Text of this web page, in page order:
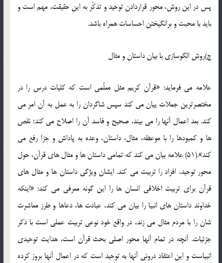
پس در این روش، محور قراردادن توحید و تذکّر به این حقیقت، مهم است و
باید با محبت و برانگیختن احساسات همراه باشد.
ج)روش الگوسازی با بیان داستان و مثال
علامه می فرماید: «قرآن کریم مثل معلّمی است که کلیات درس را در
مختصرترین جملات ییان می کند سپس شاگردان را به عمل به آن امر می
کند. بعد اعمال آنها را می بیند، صحیح و فاسد آن را اصلاح می کند؛ نقص
ها و کمبودها را با موعظه، مثال، داستان، وعده به پاداش و جزا رفع می
کند».(51) علامه بیان می کند که تمامی داستان ها و مثال های قرآن، حول
محور توحید، افراد را تربیت می کند. ایشان ویژگی داستان ها و مثال های
قرآن برای تربیت اخلاقی انسان ها را این گونه معرفی می کند: «اینکه
خداوند داستان های انبیا را بیان می کند، عبادت ها، دعاها و طرز معاشرت
شان را با مردم مثال می زند، در واقع خود نوعی تربیت عملی است با ذکر
جزئیات. آنچه در تمام آنها محور اصلی بحث قرآن است، هدایت توحیدی
انبیاست و این اعتقاد درونی آنها به توحید است که در اعمال آنها بروز کرده